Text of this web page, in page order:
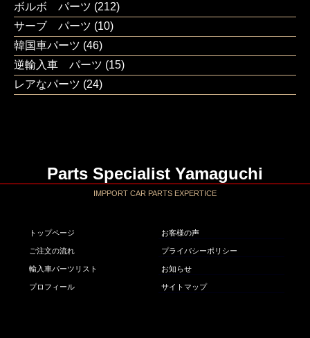
ボルボ パーツ (212)
サーブ パーツ (10)
韓国車パーツ (46)
逆輸入車 パーツ (15)
レアなパーツ (24)
Parts Specialist Yamaguchi
IMPPORT CAR PARTS EXPERTICE
トップページ
ご注文の流れ
輸入車パーツリスト
プロフィール
お客様の声
プライバシーポリシー
お知らせ
サイトマップ